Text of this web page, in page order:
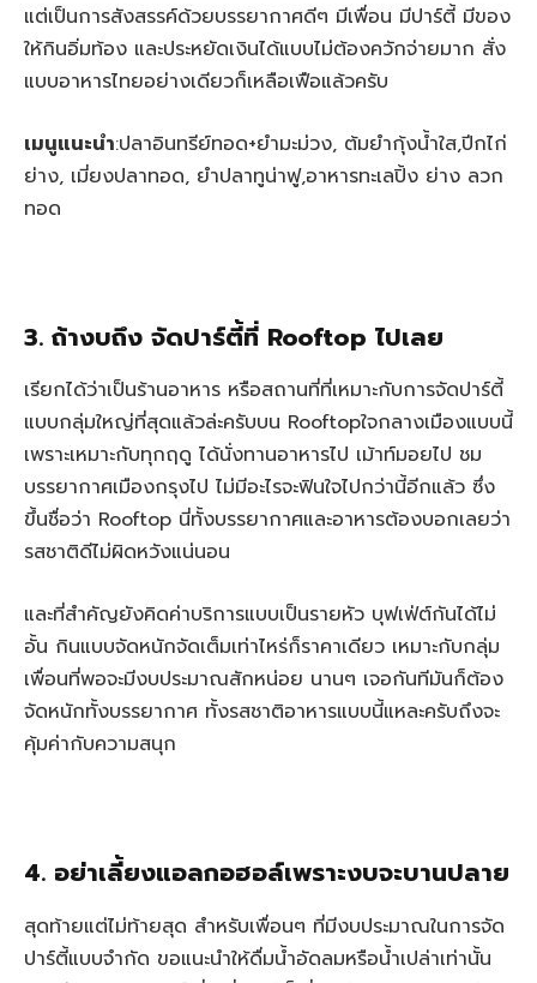
แต่เป็นการสังสรรค์ด้วยบรรยากาศดีๆ มีเพื่อน มีปาร์ตี้ มีของ
ให้กินอิ่มท้อง และประหยัดเงินได้แบบไม่ต้องควักจ่ายมาก สั่ง
แบบอาหารไทยอย่างเดียวก็เหลือเฟือแล้วครับ
เมนูแนะนำ:ปลาอินทรีย์ทอด+ยำมะม่วง, ต้มยำกุ้งน้ำใส,ปีกไก่
ย่าง, เมี่ยงปลาทอด, ยำปลาทูน่าฟู,อาหารทะเลปิ้ง ย่าง ลวก
ทอด
3. ถ้างบถึง จัดปาร์ตี้ที่ Rooftop ไปเลย
เรียกได้ว่าเป็นร้านอาหาร หรือสถานที่ที่เหมาะกับการจัดปาร์ตี้
แบบกลุ่มใหญ่ที่สุดแล้วล่ะครับบน Rooftopใจกลางเมืองแบบนี้
เพราะเหมาะกับทุกฤดู ได้นั่งทานอาหารไป เม้าท์มอยไป ชม
บรรยากาศเมืองกรุงไป ไม่มีอะไรจะฟินใจไปกว่านี้อีกแล้ว ซึ่ง
ขึ้นชื่อว่า Rooftop นี่ทั้งบรรยากาศและอาหารต้องบอกเลยว่า
รสชาติดีไม่ผิดหวังแน่นอน
และที่สำคัญยังคิดค่าบริการแบบเป็นรายหัว บุฟเฟ่ต์กันได้ไม่
อั้น กินแบบจัดหนักจัดเต็มเท่าไหร่ก็ราคาเดียว เหมาะกับกลุ่ม
เพื่อนที่พอจะมีงบประมาณสักหน่อย นานๆ เจอกันทีมันก็ต้อง
จัดหนักทั้งบรรยากาศ ทั้งรสชาติอาหารแบบนี้แหละครับถึงจะ
คุ้มค่ากับความสนุก
4. อย่าเลี้ยงแอลกอฮอล์เพราะงบจะบานปลาย
สุดท้ายแต่ไม่ท้ายสุด สำหรับเพื่อนๆ ที่มีงบประมาณในการจัด
ปาร์ตี้แบบจำกัด ขอแนะนำให้ดื่มน้ำอัดลมหรือน้ำเปล่าเท่านั้น